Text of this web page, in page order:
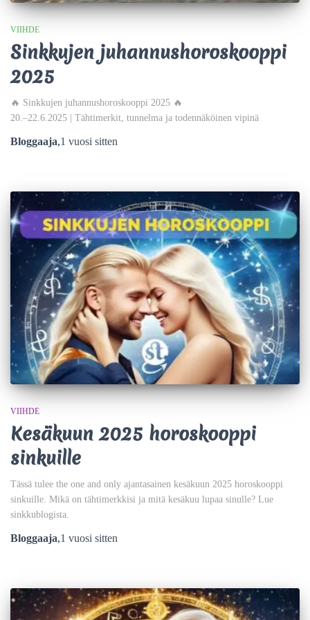
VIIHDE
Sinkkujen juhannushoroskooppi
2025
🔥 Sinkkujen juhannushoroskooppi 2025 🔥
20.–22.6.2025 | Tähtimerkit, tunnelma ja todennäköinen vipinä
Bloggaaja,1 vuosi sitten
VIIHDE
Kesäkuun 2025 horoskooppi
sinkuille
Tässä tulee the one and only ajantasainen kesäkuun 2025 horoskooppi
sinkuille. Mikä on tähtimerkkisi ja mitä kesäkuu lupaa sinulle? Lue
sinkkublogista.
Bloggaaja,1 vuosi sitten